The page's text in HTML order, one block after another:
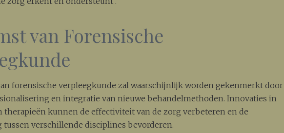
van Forensische
forensische verpleegkunde zal waarschijnlijk worden gekenmerkt door
en integratie van nieuwe behandelmethoden. Innovaties in
therapieën kunnen de effectiviteit van de zorg verbeteren en de
tussen verschillende disciplines bevorderen.